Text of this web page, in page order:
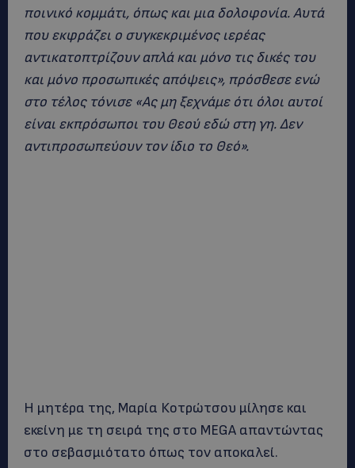
ποινικό κομμάτι, όπως και μια δολοφονία. Αυτά
που εκφράζει ο συγκεκριμένος ιερέας
αντικατοπτρίζουν απλά και μόνο τις δικές του
και μόνο προσωπικές απόψεις», πρόσθεσε ενώ
στο τέλος τόνισε «Ας μη ξεχνάμε ότι όλοι αυτοί
είναι εκπρόσωποι του Θεού εδώ στη γη. Δεν
αντιπροσωπεύουν τον ίδιο το Θεό».
Η μητέρα της, Μαρία Κοτρώτσου μίλησε και
εκείνη με τη σειρά της στο MEGA απαντώντας
στο σεβασμιότατο όπως τον αποκαλεί.